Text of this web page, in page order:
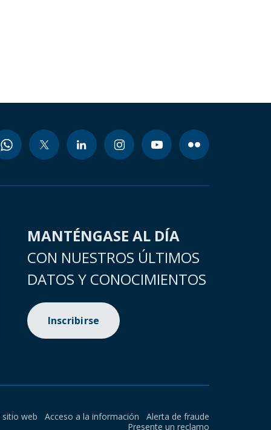
MANTÉNGASE AL DÍA
CON NUESTROS ÚLTIMOS
DATOS Y CONOCIMIENTOS
Inscribirse
sitio web Acceso a la información
Alerta de fraude
Presente un reclamo